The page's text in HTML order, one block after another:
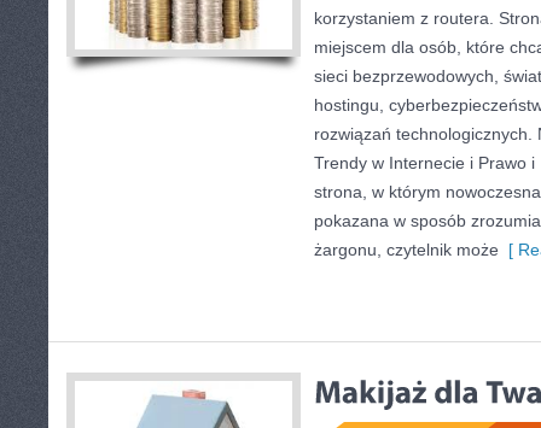
korzystaniem z routera.
miejscem dla osób, które
sieci bezprzewodowych,
hostingu,
rozwiązań technologicznych.
Trendy w Internecie i Prawo
strona, w którym
pokazana w sposób
żargonu, czytelnik może [